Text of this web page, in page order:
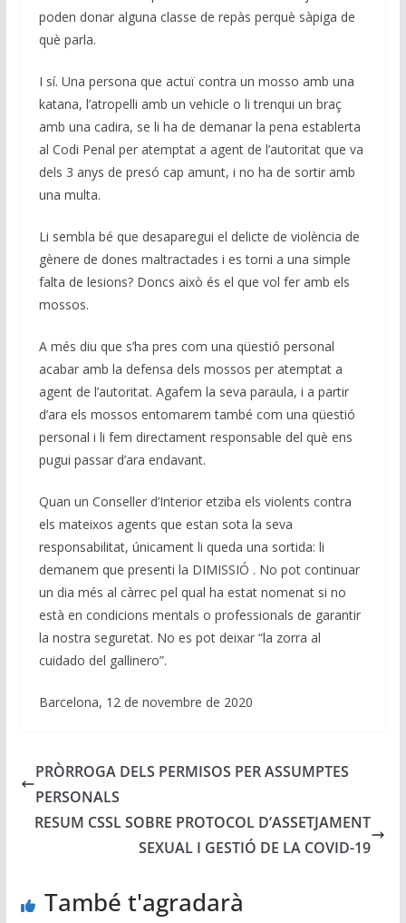
poden donar alguna classe de repàs perquè sàpiga de
què parla.
I sí. Una persona que actuï contra un mosso amb una
katana, l’atropelli amb un vehicle o li trenqui un braç
amb una cadira, se li ha de demanar la pena establerta
al Codi Penal per atemptat a agent de l’autoritat que va
dels 3 anys de presó cap amunt, i no ha de sortir amb
una multa.
Li sembla bé que desaparegui el delicte de violència de
gènere de dones maltractades i es torni a una simple
falta de lesions? Doncs això és el que vol fer amb els
mossos.
A més diu que s’ha pres com una qüestió personal
acabar amb la defensa dels mossos per atemptat a
agent de l’autoritat. Agafem la seva paraula, i a partir
d’ara els mossos entomarem també com una qüestió
personal i li fem directament responsable del què ens
pugui passar d’ara endavant.
Quan un Conseller d’Interior etziba els violents contra
els mateixos agents que estan sota la seva
responsabilitat, únicament li queda una sortida: li
demanem que presenti la DIMISSIÓ . No pot continuar
un dia més al càrrec pel qual ha estat nomenat si no
està en condicions mentals o professionals de garantir
la nostra seguretat. No es pot deixar “la zorra al
cuidado del gallinero”.
Barcelona, 12 de novembre de 2020
PRÒRROGA DELS PERMISOS PER ASSUMPTES
PERSONALS
RESUM CSSL SOBRE PROTOCOL D’ASSETJAMENT
SEXUAL I GESTIÓ DE LA COVID-19
També t'agradarà